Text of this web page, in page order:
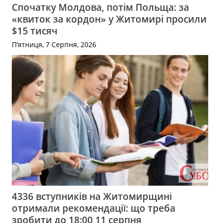
Спочатку Молдова, потім Польща: за
«квиток за кордон» у Житомирі просили
$15 тисяч
П’ятниця, 7 Серпня, 2026
4336 вступників на Житомирщині
отримали рекомендації: що треба
зробити до 18:00 11 серпня